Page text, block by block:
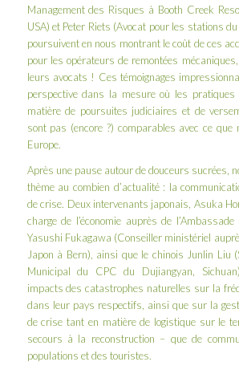
Management des Risques à Booth Creek
USA) et Peter Riets (Avocat pour les stations
poursuivent en nous montrant le coût de ces
pour les opérateurs de remontées
leurs avocats ! Ces témoignages
perspective dans la mesure où les pratiques
matière de poursuites judiciaires et de
sont pas (encore ?) comparables avec ce que
Europe.
Après une pause autour de douceurs sucrées,
thème au combien d’actualité : la
de crise. Deux intervenants japonais, Asuka
charge de l’économie auprès de
Yasushi Fukagawa (Conseiller ministériel
Japon à Bern), ainsi que le chinois Junlin Liu
Municipal du CPC du Dujiangyan,
impacts des catastrophes naturelles sur la
dans leur pays respectifs, ainsi que sur la
de crise tant en matière de logistique sur le
secours à la reconstruction – que de
populations et des touristes.